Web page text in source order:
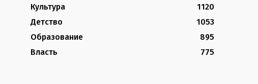
Культура
1120
Детство
1053
Образование
895
Власть
775